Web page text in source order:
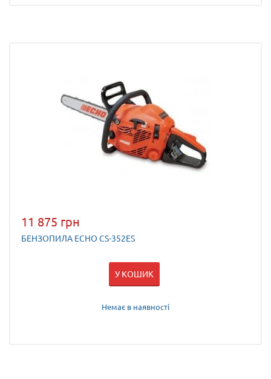
11 875 грн
БЕНЗОПИЛА ECHO CS-352ES
У КОШИК
Немає в наявності